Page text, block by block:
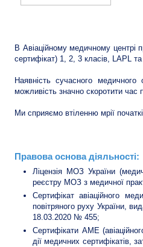
В Авіаційному медичному центрі
сертифікат) 1, 2, 3 класів, LAPL
Наявність сучасного
можливість значно скоротити час
Ми сприяємо втіленню мрії
Правова основа діяльності:
Ліцензія МОЗ України
реєстру МОЗ з медичної
Сертифікат авіаційного
повітряного руху України,
18.03.2020 № 455;
Сертифікати АМЕ
дії медичних сертифікатів,